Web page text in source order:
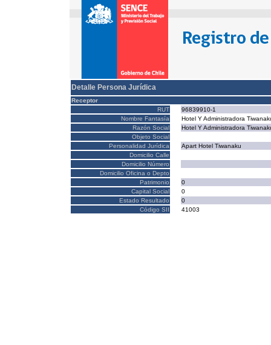
Detalle Persona Jurídica
Receptor
RUT
96839910-1
Nombre Fantasía
Hotel Y Administradora
Razón Social
Hotel Y Administradora
Objeto Social
Personalidad Jurídica
Apart Hotel Tiwanaku
Domicilio Calle
Domicilio Número
Domicilio Oficina o Depto
Patrimonio
0
Capital Social
0
Estado Resultado
0
Código SII
41003